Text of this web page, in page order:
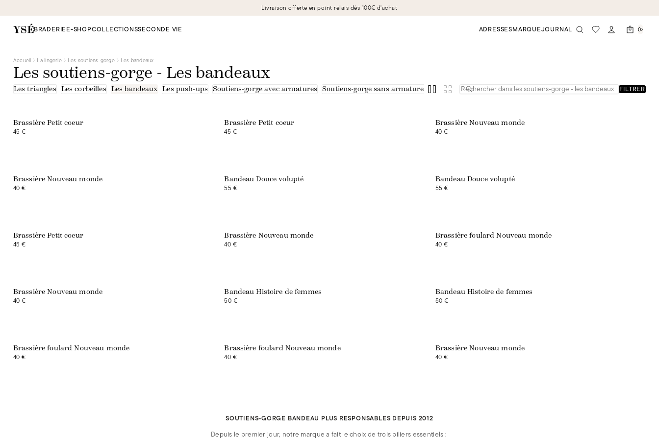
Livraison offerte en point relais dès 100€ d'achat
BRADERIEE-SHOPCOLLECTIONSSECONDE VIE ADRESSESMARQUEJOURNAL 0
Beige
Blanc
Bleu
Rose
Vert
Fibres recyclées
Microfibre - fibres recyclées
Accueil La lingerie Les soutiens-gorge Les bandeaux
Les soutiens-gorge - Les bandeaux
Les triangles Les corbeilles Les bandeaux Les push-ups Soutiens-gorge avec armatures Soutiens-gorge sans armatures FILTRER
Brassière Petit coeur
45 €
Brassière Petit coeur
45 €
Brassière Nouveau monde
40 €
Brassière Nouveau monde
40 €
Bandeau Douce volupté
55 €
Bandeau Douce volupté
55 €
Brassière Petit coeur
45 €
Brassière Nouveau monde
40 €
Brassière foulard Nouveau monde
40 €
Brassière Nouveau monde
40 €
Bandeau Histoire de femmes
50 €
Bandeau Histoire de femmes
50 €
Brassière foulard Nouveau monde
40 €
Brassière foulard Nouveau monde
40 €
Brassière Nouveau monde
40 €
SOUTIENS-GORGE BANDEAU PLUS RESPONSABLES DEPUIS 2012
Depuis le premier jour, notre marque a fait le choix de trois piliers essentiels :